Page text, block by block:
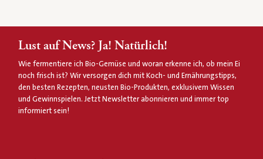
Lust auf News? Ja! Natürlich!
Wie fermentiere ich Bio-Gemüse und woran erkenne ich, ob mein Ei
noch frisch ist? Wir versorgen dich mit Koch- und Ernährungstipps,
den besten Rezepten, neusten Bio-Produkten, exklusivem Wissen
und Gewinnspielen. Jetzt Newsletter abonnieren und immer top
informiert sein!